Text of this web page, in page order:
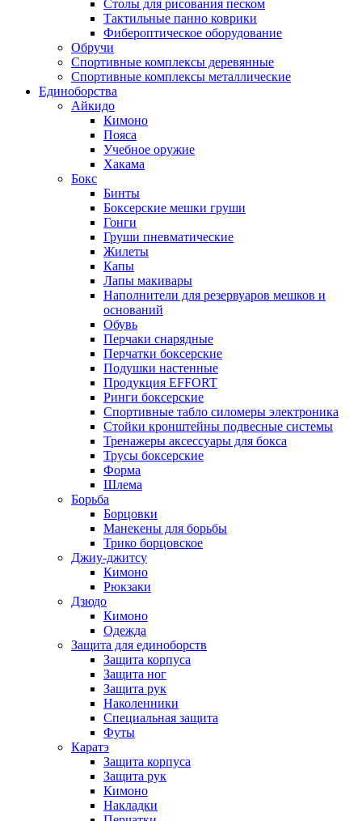
Столы для рисования песком
Тактильные панно коврики
Фибероптическое оборудование
Обручи
Спортивные комплексы деревянные
Спортивные комплексы металлические
Единоборства
Айкидо
Кимоно
Пояса
Учебное оружие
Хакама
Бокс
Бинты
Боксерские мешки груши
Гонги
Груши пневматические
Жилеты
Капы
Лапы макивары
Наполнители для резервуаров мешков и
оснований
Обувь
Перчаки снарядные
Перчатки боксерские
Подушки настенные
Продукция EFFORT
Ринги боксерские
Спортивные табло силомеры электроника
Стойки кронштейны подвесные системы
Тренажеры аксессуары для бокса
Трусы боксерские
Форма
Шлема
Борьба
Борцовки
Манекены для борьбы
Трико борцовское
Джиу-джитсу
Кимоно
Рюкзаки
Дзюдо
Кимоно
Одежда
Защита для единоборств
Защита корпуса
Защита ног
Защита рук
Наколенники
Специальная защита
Футы
Каратэ
Защита корпуса
Защита рук
Кимоно
Накладки